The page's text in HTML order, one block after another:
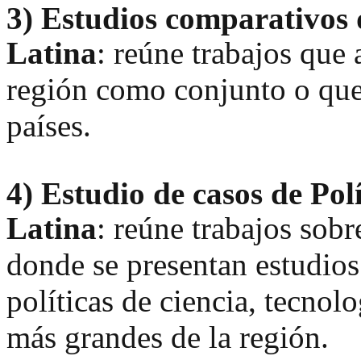
3) Estudios
Latina: reúne trabajos que
región como conjunto o
países.
4) Estudio de casos de
Latina: reúne trabajos so
donde se presentan
políticas de ciencia,
más grandes de la región.